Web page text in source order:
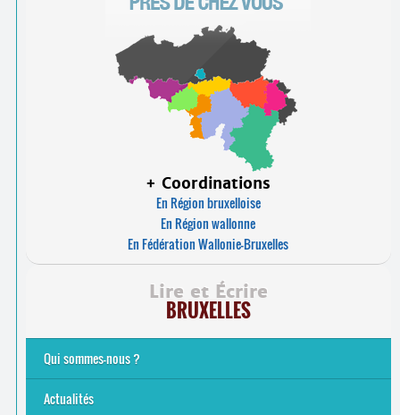
+ Coordinations
En Région bruxelloise
En Région wallonne
En Fédération Wallonie-Bruxelles
Lire et Écrire
BRUXELLES
Qui sommes-nous ?
Analphabétisme et illettrisme
L’alphabétisation populaire
Le mouvement Lire et Écrire
Nos missions
... Tous les articles
Actualités